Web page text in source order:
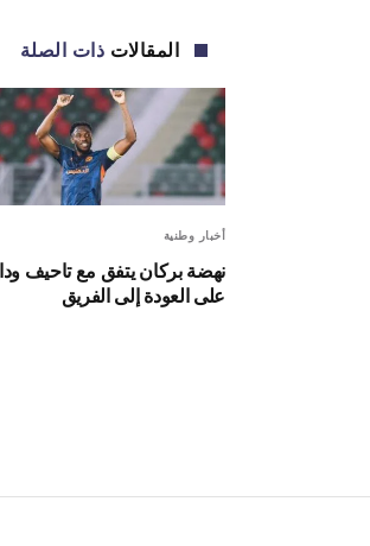
المقالات ذات الصلة
أخبار وطنية
نهضة بركان يتفق مع تاحيف
على العودة إلى الفريق